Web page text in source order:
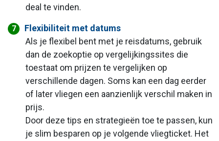
deal te vinden.
Flexibiliteit met datums
Als je flexibel bent met je reisdatums, gebruik
dan de zoekoptie op vergelijkingssites die
toestaat om prijzen te vergelijken op
verschillende dagen. Soms kan een dag eerder
of later vliegen een aanzienlijk verschil maken in
prijs.
Door deze tips en strategieën toe te passen, kun
je slim besparen op je volgende vliegticket. Het